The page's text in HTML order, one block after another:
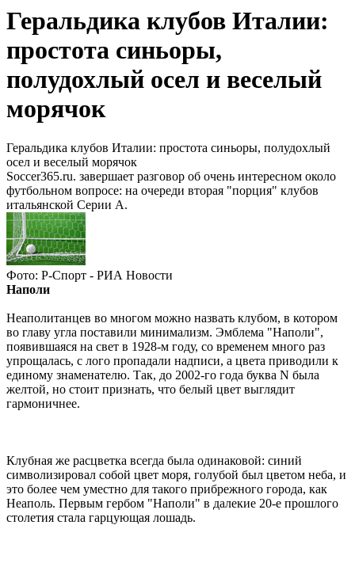
Геральдика клубов Италии:
простота синьоры,
полудохлый осел и веселый
морячок
Геральдика клубов Италии: простота синьоры, полудохлый
осел и веселый морячок
Soccer365.ru. завершает разговор об очень интересном около
футбольном вопросе: на очереди вторая "порция" клубов
итальянской Серии А.
Фото: Р-Спорт - РИА Новости
Наполи
Неаполитанцев во многом можно назвать клубом, в котором
во главу угла поставили минимализм. Эмблема "Наполи",
появившаяся на свет в 1928-м году, со временем много раз
упрощалась, с лого пропадали надписи, а цвета приводили к
единому знаменателю. Так, до 2002-го года буква N была
желтой, но стоит признать, что белый цвет выглядит
гармоничнее.
Клубная же расцветка всегда была одинаковой: синий
символизировал собой цвет моря, голубой был цветом неба, и
это более чем уместно для такого прибрежного города, как
Неаполь. Первым гербом "Наполи" в далекие 20-е прошлого
столетия стала гарцующая лошадь.